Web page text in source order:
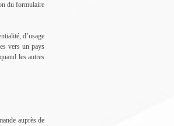
du formulaire
d’usage
vers un pays
les autres
auprès de